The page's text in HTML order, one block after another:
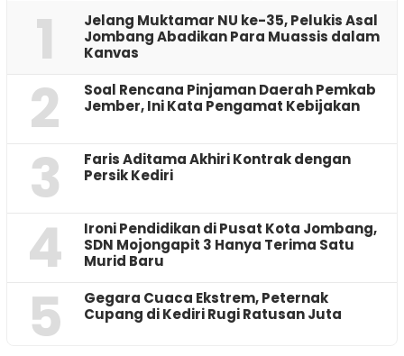
1
Jelang Muktamar NU ke-35, Pelukis Asal
Jombang Abadikan Para Muassis dalam
Kanvas
2
‎Soal Rencana Pinjaman Daerah Pemkab
Jember, Ini Kata Pengamat Kebijakan ‎
3
Faris Aditama Akhiri Kontrak dengan
Persik Kediri
4
Ironi Pendidikan di Pusat Kota Jombang,
SDN Mojongapit 3 Hanya Terima Satu
Murid Baru
5
‎Gegara Cuaca Ekstrem, Peternak
Cupang di Kediri Rugi Ratusan Juta